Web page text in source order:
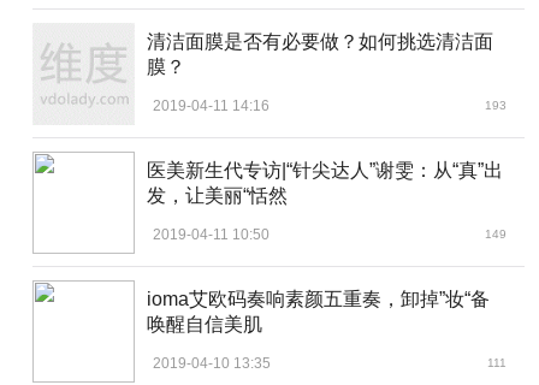
清洁面膜是否有必要做？如何挑选清洁面
膜？
2019-04-11 14:16 193
医美新生代专访|“针尖达人”谢雯：从“真”出
发，让美丽“恬然
2019-04-11 10:50 149
ioma艾欧码奏响素颜五重奏，卸掉”妆“备
唤醒自信美肌
2019-04-10 13:35 111